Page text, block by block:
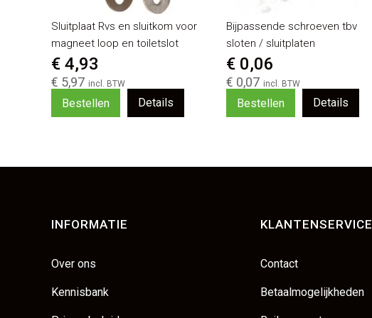
Sluitplaat Rvs en sluitkom voor
magneet loop en toiletslot
€ 5,97
€ 4,93
Bestellen Details
Bijpassende schroeven tbv
sloten / sluitplaten
€ 0,07
€ 0,06
Bestellen Details
INFORMATIE
Over ons
Kennisbank
KLANTENSERVICE
Contact
Betaalmogelijkheden